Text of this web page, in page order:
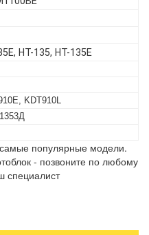
НТ-135, НТ-135Е
KDT910L
популярные модели.
- позвоните по любому
специалист